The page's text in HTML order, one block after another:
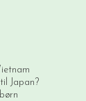
Japan?